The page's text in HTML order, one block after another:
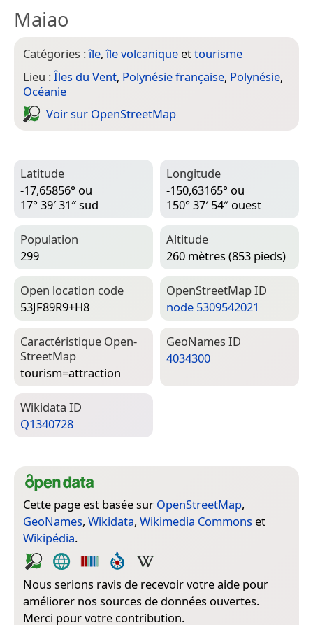
Maiao
Catégories :île,île volcanique ettourisme
Lieu :Îles du Vent, Polynésie française, Polynésie,
Océanie
Voir sur Open­Street­Map
Latitude
-17,65856° ou
17° 39′ 31″ sud
Longitude
-150,63165° ou
150° 37′ 54″ ouest
Population
299
Altitude
260 mètres (853 pieds)
Open location code
53JF89R9+H8
Open­Street­Map ID
node 5309542021
Caractéristique Open­
Street­Map
tourism=­attraction
Geo­Names ID
4034300
Wiki­data ID
Q1340728
Cette page est basée sur OpenStreetMap,
GeoNames, Wikidata, Wikimedia Commons et
Wikipédia.
Nous serions ravis de recevoir votre aide pour
améliorer nos sources de données ouvertes.
Merci pour votre contribution.